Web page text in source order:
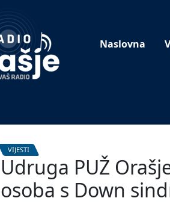
Naslovna
VIJESTI
Udruga PUŽ
osoba s Down